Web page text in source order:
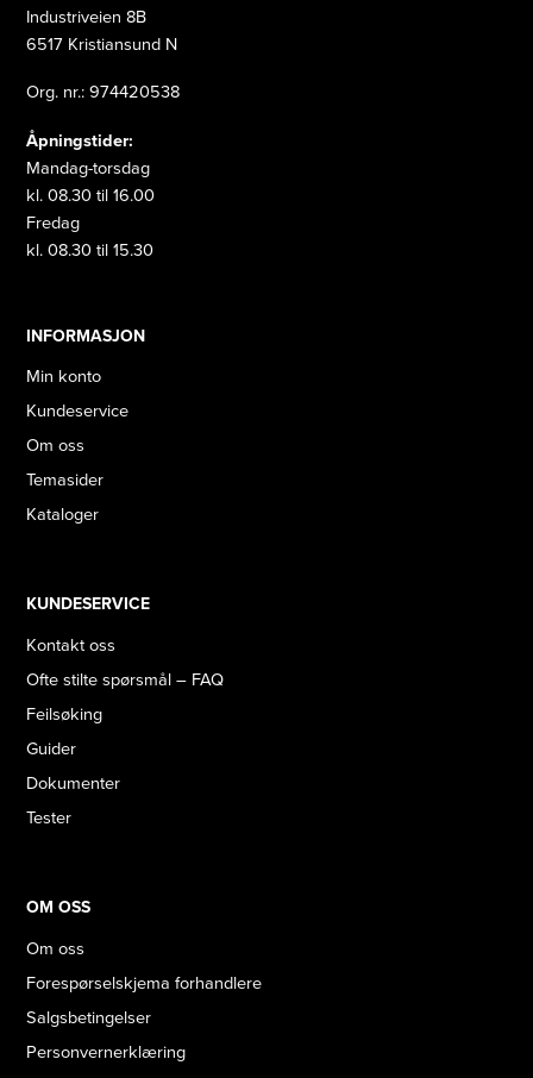
Industriveien 8B
6517 Kristiansund N
Org. nr.: 974420538
Åpningstider:
Mandag-torsdag
kl. 08.30 til 16.00
Fredag
kl. 08.30 til 15.30
INFORMASJON
Min konto
Kundeservice
Om oss
Temasider
Kataloger
KUNDESERVICE
Kontakt oss
Ofte stilte spørsmål – FAQ
Feilsøking
Guider
Dokumenter
Tester
OM OSS
Om oss
Forespørselskjema forhandlere
Salgsbetingelser
Personvernerklæring